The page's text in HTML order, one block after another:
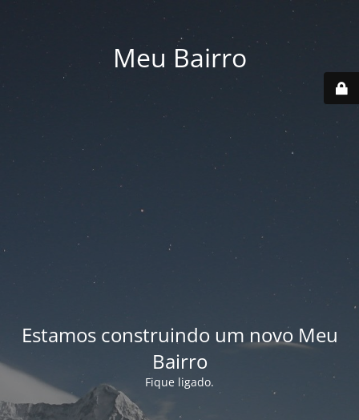
Meu Bairro
Estamos construindo um novo Meu
Bairro
Fique ligado.